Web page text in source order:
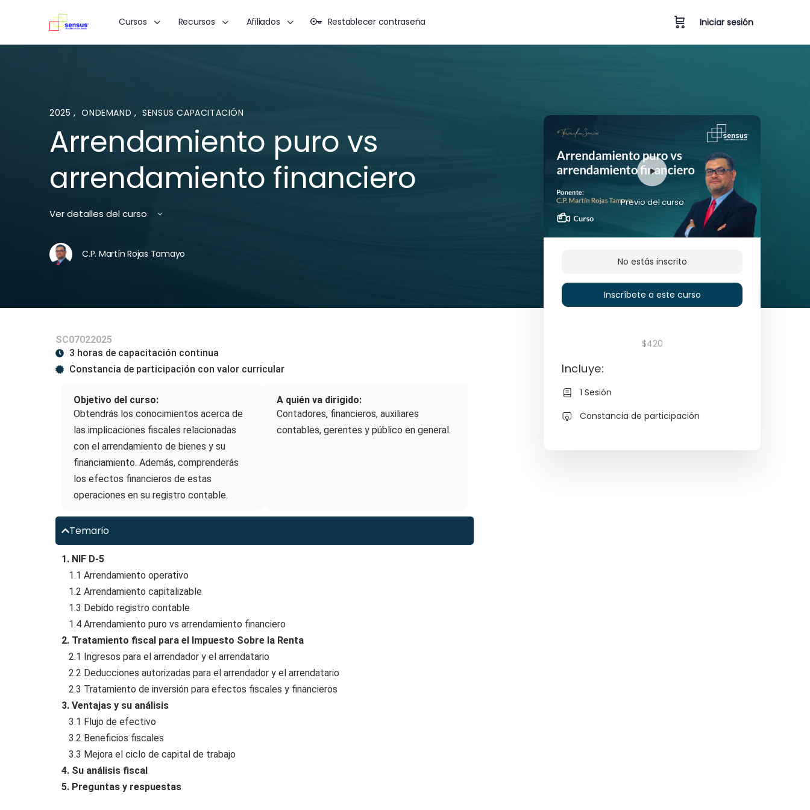
Cursos Recursos Afiliados Restablecer contraseña Iniciar sesión
2025, ONDEMAND , SENSUS CAPACITACIÓN
Arrendamiento puro vs
arrendamiento financiero
Ver detalles del curso
C.P. Martín Rojas Tamayo
SC07022025
3 horas de capacitación continua
Constancia de participación con valor curricular
Objetivo del curso:
Obtendrás los conocimientos acerca de
las implicaciones fiscales relacionadas
con el arrendamiento de bienes y su
financiamiento. Además, comprenderás
los efectos financieros de estas
operaciones en su registro contable.
A quién va dirigido:
Contadores, financieros, auxiliares
contables, gerentes y público en general.
Temario
1. NIF D-5
1.1 Arrendamiento operativo
1.2 Arrendamiento capitalizable
1.3 Debido registro contable
1.4 Arrendamiento puro vs arrendamiento financiero
2. Tratamiento fiscal para el Impuesto Sobre la Renta
2.1 Ingresos para el arrendador y el arrendatario
2.2 Deducciones autorizadas para el arrendador y el arrendatario
2.3 Tratamiento de inversión para efectos fiscales y financieros
3. Ventajas y su análisis
3.1 Flujo de efectivo
3.2 Beneficios fiscales
3.3 Mejora el ciclo de capital de trabajo
4. Su análisis fiscal
5. Preguntas y respuestas
Previo del curso
No estás inscrito
Inscríbete a este curso
$420
Incluye:
1 Sesión
Constancia de participación